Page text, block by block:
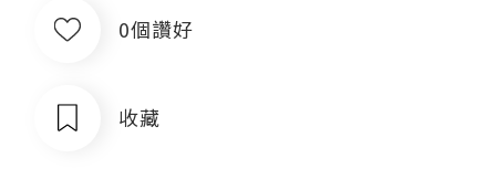
0個讚好
收藏